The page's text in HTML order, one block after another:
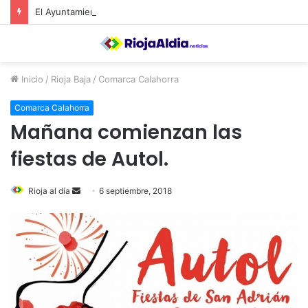
Inicio / Rioja Baja / Comarca Calahorra
Comarca Calahorra
Mañana comienzan las
fiestas de Autol.
Rioja al día
n
d
a
n
e
6 septiembre, 2018